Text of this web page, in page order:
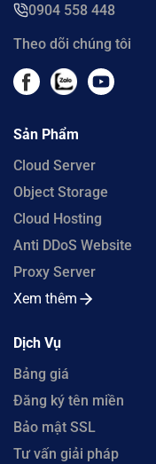
0904 558 448
Theo dõi chúng tôi
Sản Phẩm
Cloud Server
Object Storage
Cloud Hosting
Anti DDoS Website
Proxy Server
Xem thêm
Dịch Vụ
Bảng giá
Đăng ký tên miền
Bảo mật SSL
Tư vấn giải pháp